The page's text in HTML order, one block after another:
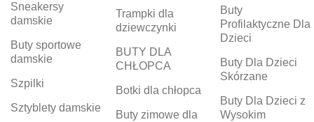
Sneakersy
damskie
Buty sportowe
damskie
Szpilki
Sztyblety damskie
Trampki dla
dziewczynki
BUTY DLA
CHŁOPCA
Botki dla chłopca
Buty zimowe dla
Buty
Profilaktyczne Dla
Dzieci
Buty Dla Dzieci
Skórzane
Buty Dla Dzieci z
Wysokim